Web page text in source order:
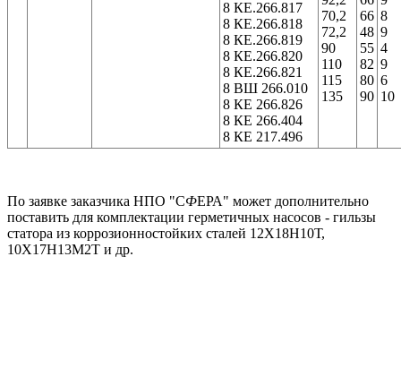
8 КЕ.266.817
8 КЕ.266.818
8 КЕ.266.819
8 КЕ.266.820
8 КЕ.266.821
8 ВШ 266.010
8 КЕ 266.826
8 КЕ 266.404
8 КЕ 217.496
70,2
72,2
90
110
115
135
66
48
55
82
80
90
8
9
4
9
6
10
По заявке заказчика НПО "СФЕРА" может дополнительно
поставить для комплектации герметичных насосов - гильзы
статора из коррозионностойких сталей 12Х18Н10Т,
10Х17Н13М2Т и др.